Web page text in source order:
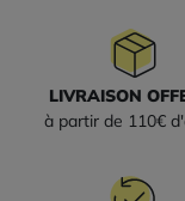
LIVRAISON
à partir de 110€